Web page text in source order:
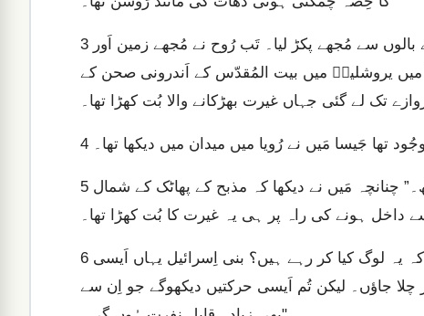
3
میں یروشلیمؔ میں بیت المُقدّس کے اَندرونی صحن کے
تک لے گئی جہاں غیرت بھڑکانے والا بُت کھڑا تھا۔
4 تھا جَیسا مَیں نے رُویا میں میدان میں دیکھا تھا۔
5
داخل ہونے کی راہ پر ہی یہ غیرت کا بُت کھڑا تھا۔
6
جاؤں۔ لیکن تُم اَیسی حرکتیں دیکھوگے جو اِن سے